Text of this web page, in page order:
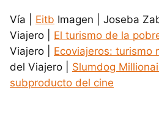
Vía | Eitb Imagen | Joseba
Viajero | El turismo de la
Viajero | Ecoviajeros: turismo
del Viajero | Slumdog
subproducto del cine